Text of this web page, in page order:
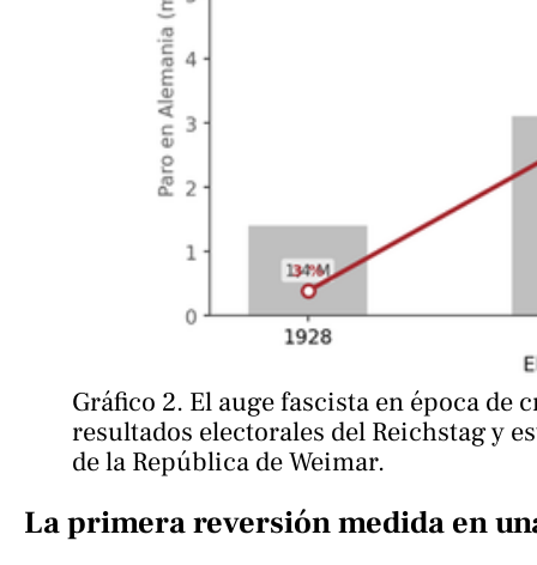
Gráfico 2. El auge fascista en época de
resultados electorales del Reichstag y
de la República de Weimar.
La primera reversión medida en